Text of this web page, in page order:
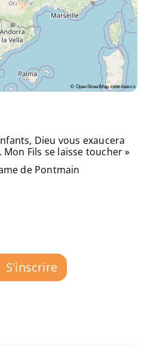
© OpenStreetMapcontributors
Dieu vous exaucera
Fils se laisse toucher »
de Pontmain
S'inscrire